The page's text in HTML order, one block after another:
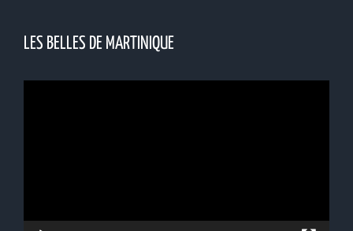
LES BELLES DE MARTINIQUE